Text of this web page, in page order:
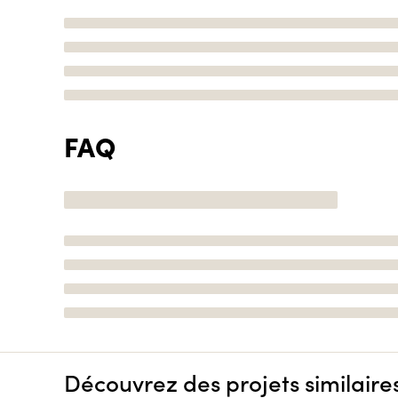
FAQ
Découvrez des projets